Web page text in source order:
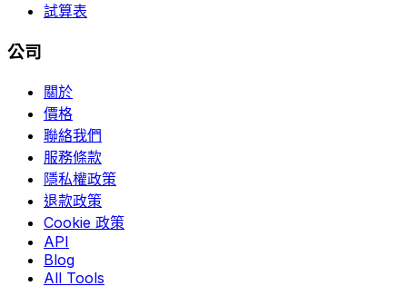
試算表
公司
關於
價格
聯絡我們
服務條款
隱私權政策
退款政策
Cookie 政策
API
Blog
All Tools